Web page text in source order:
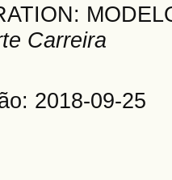
Carreira
2018-09-25